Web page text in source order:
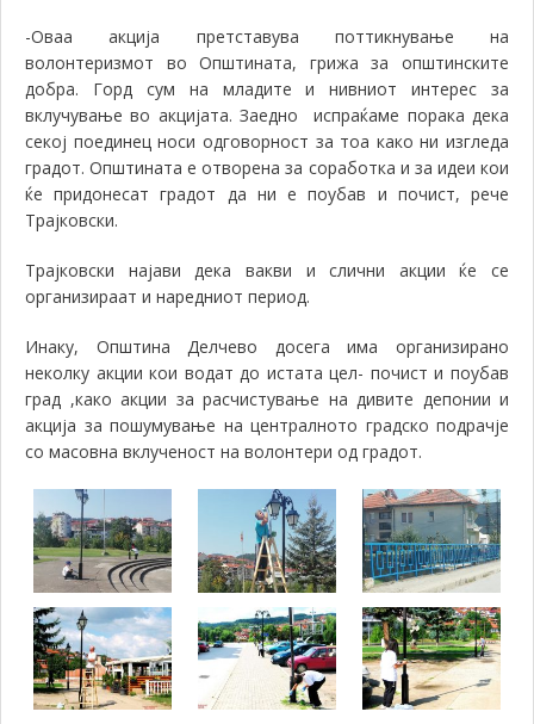
-Оваа акција претставува поттикнување на
волонтеризмот во Општината, грижа за општинските
добра. Горд сум на младите и нивниот интерес за
вклучување во акцијата. Заедно испраќаме порака дека
секој поединец носи одговорност за тоа како ни изгледа
градот. Општината е отворена за соработка и за идеи кои
ќе придонесат градот да ни е поубав и почист, рече
Трајковски.
Трајковски најави дека вакви и слични акции ќе се
организираат и наредниот период.
Инаку, Општина Делчево досега има организирано
неколку акции кои водат до истата цел- почист и поубав
град ,како акции за расчистување на дивите депонии и
акција за пошумување на централното градско подрачје
со масовна вклученост на волонтери од градот.